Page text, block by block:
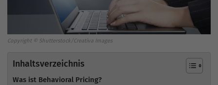
Copyright © Shutterstock/Creativa Images
Inhaltsverzeichnis
Was ist Behavioral Pricing?